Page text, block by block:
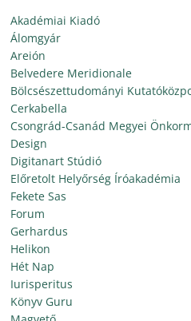
Akadémiai Kiadó
Álomgyár
Areión
Belvedere Meridionale
Bölcsészettudományi
Cerkabella
Csongrád-Csanád Megyei
Design
Digitanart Stúdió
Előretolt Helyőrség Íróakadémia
Fekete Sas
Forum
Gerhardus
Helikon
Hét Nap
Iurisperitus
Könyv Guru